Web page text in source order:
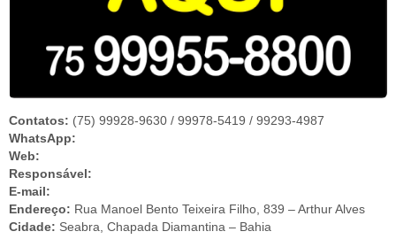
Contatos: (75) 99928-9630 / 99978-5419 / 99293-4987
WhatsApp:
Web:
Responsável:
E-mail:
Endereço: Rua Manoel Bento Teixeira Filho, 839 – Arthur Alves
Cidade: Seabra, Chapada Diamantina – Bahia